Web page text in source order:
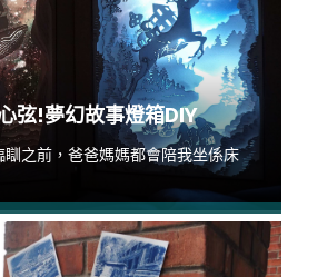
弦!夢幻故事燈箱DIY
瞓之前，爸爸媽媽都會陪我坐係床